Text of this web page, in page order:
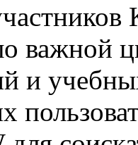
важной
и